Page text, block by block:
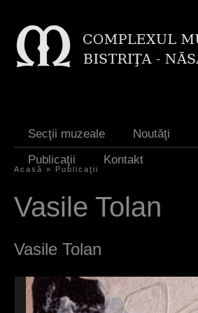
Secţii muzeale Noutăţi
Publicaţii
Kontakt
s
i
Acasă » Publicaţii
Vasile Tolan
Vasile Tolan